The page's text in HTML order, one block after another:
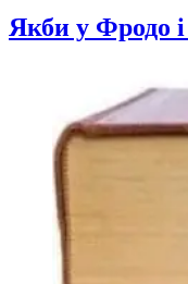
Якби у Фродо